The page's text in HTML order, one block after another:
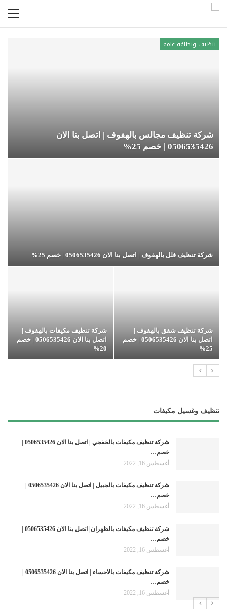
تنظيف ونظافه عامة
شركة تنظيف مجالس بالهفوف | اتصل بنا الان
0506535426 | خصم 25%
شركة تنظيف فلل بالهفوف | اتصل بنا الان 0506535426 | خصم 25%
شركة تنظيف شقق بالهفوف |
اتصل بنا الان 0506535426 | خصم
25%
شركة تنظيف مكيفات بالهفوف |
اتصل بنا الان 0506535426 | خصم
20%
تنظيف وغسيل مكيفات
شركة تنظيف مكيفات بالخفجي | اتصل بنا الان 0506535426 |
خصم…
أغسطس 16, 2022
خصم…
أغسطس 16, 2022
شركة تنظيف مكيفات بالظهران| اتصل بنا الان 0506535426 |
خصم…
أغسطس 16, 2022
خصم…
أغسطس 16, 2022